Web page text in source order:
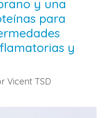
y una
para
y
Vicent TSD